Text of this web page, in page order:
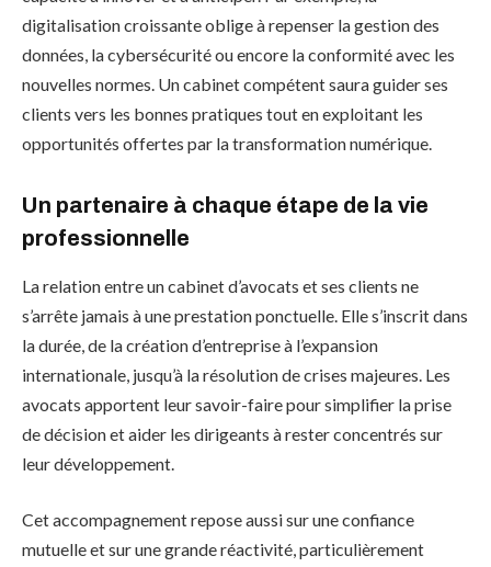
digitalisation croissante oblige à repenser la gestion des
données, la cybersécurité ou encore la conformité avec les
nouvelles normes. Un cabinet compétent saura guider ses
clients vers les bonnes pratiques tout en exploitant les
opportunités offertes par la transformation numérique.
Un partenaire à chaque étape de la vie
professionnelle
La relation entre un cabinet d’avocats et ses clients ne
s’arrête jamais à une prestation ponctuelle. Elle s’inscrit dans
la durée, de la création d’entreprise à l’expansion
internationale, jusqu’à la résolution de crises majeures. Les
avocats apportent leur savoir-faire pour simplifier la prise
de décision et aider les dirigeants à rester concentrés sur
leur développement.
Cet accompagnement repose aussi sur une confiance
mutuelle et sur une grande réactivité, particulièrement